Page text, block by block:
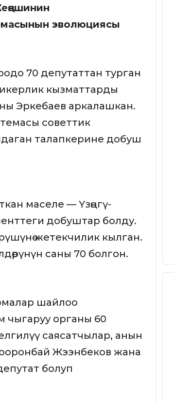
эволюциясы
70 депутаттан турган
кызматтарды
Эркебаев аркалашкан.
советтик
талапкерине добуш
маселе — Үзөңгү-
добуштар болду.
жетекчилик кылган.
саны 70 болгон.
шайлоо
чыгаруу органы 60
саясатчылар, анын
Жээнбеков жана
болуп